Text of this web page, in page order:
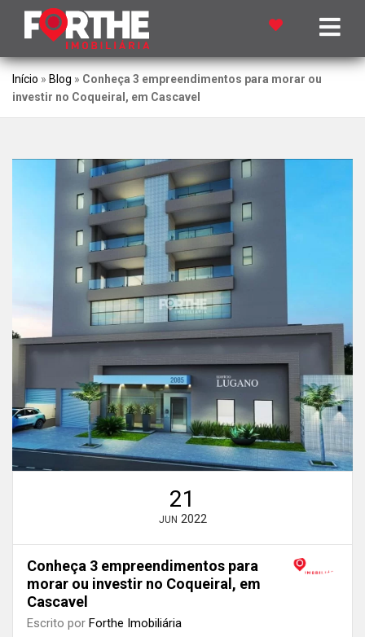
Início » Blog » Conheça 3 empreendimentos para morar ou
investir no Coqueiral, em Cascavel
21
JUN 2022
Conheça 3 empreendimentos para
morar ou investir no Coqueiral, em
Cascavel
Escrito por Forthe Imobiliária